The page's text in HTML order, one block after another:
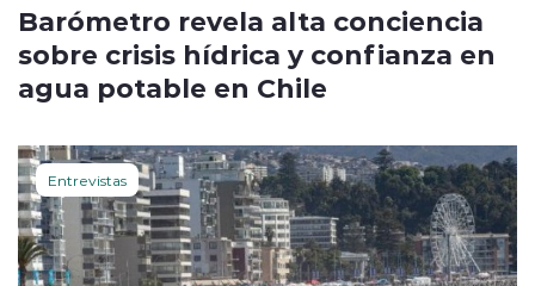
Barómetro revela alta conciencia
sobre crisis hídrica y confianza en
agua potable en Chile
Entrevistas